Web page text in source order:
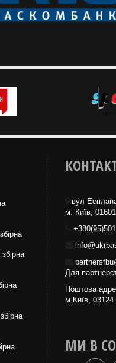
вул
м. Київ,
Для
Поштова
м.Київ, 03124
МИ В